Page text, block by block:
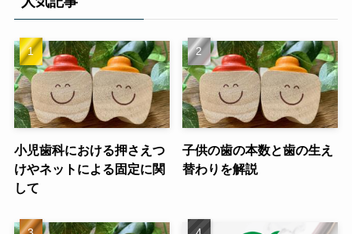
小児歯科における押さえつ
けやネットによる固定に関
して
子供の歯の本数と歯の生え
替わりを解説